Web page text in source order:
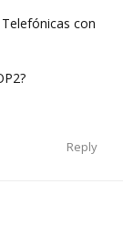
con
Reply